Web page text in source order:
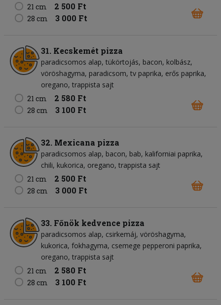
21 cm
2 500 Ft
28 cm 3 000 Ft
31. Kecskemét pizza
paradicsomos alap tükörtojás bacon kolbász
vöröshagyma paradicsom tv paprika erős paprika
oregano trappista sajt
21 cm
2 580 Ft
28 cm 3 100 Ft
32. Mexicana pizza
paradicsomos alap bacon bab kaliforniai paprika
chili kukorica oregano trappista sajt
21 cm
2 500 Ft
28 cm 3 000 Ft
33. Főnök kedvence pizza
paradicsomos alap csirkemáj vöröshagyma
kukorica fokhagyma csemege pepperoni paprika
oregano trappista sajt
21 cm
2 580 Ft
28 cm 3 100 Ft